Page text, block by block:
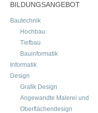
BILDUNGSANGEBOT
Bautechnik
Hochbau
Tiefbau
Bauinformatik
Informatik
Design
Grafik Design
Angewandte Malerei und
Oberflächendesign